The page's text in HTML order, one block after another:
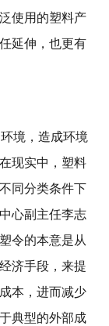
使用的塑料产
延伸，也更有
境，造成环境
现实中，塑料
同分类条件下
心副主任李志
令的本意是从
济手段，来提
本，进而减少
典型的外部成